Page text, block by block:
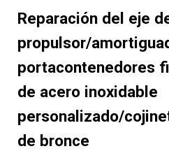
Reparación del eje
propulsor/
portacontenedores
de acero inoxidable
personalizado/
de bronce